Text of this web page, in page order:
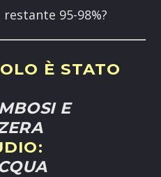
95-98%?
È STATO
E